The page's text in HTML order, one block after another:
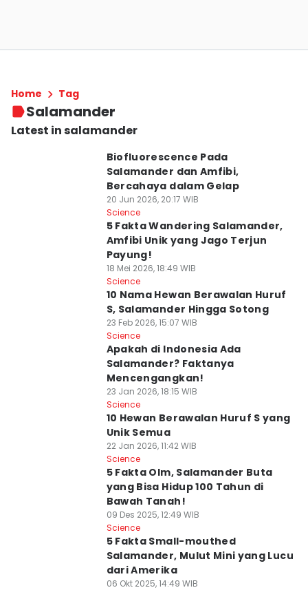
Home Tag
Salamander
Latest in salamander
Biofluorescence Pada
Salamander dan Amfibi,
Bercahaya dalam Gelap
20 Jun 2026, 20:17 WIB
Science
5 Fakta Wandering Salamander,
Amfibi Unik yang Jago Terjun
Payung!
18 Mei 2026, 18:49 WIB
Science
10 Nama Hewan Berawalan Huruf
S, Salamander Hingga Sotong
23 Feb 2026, 15:07 WIB
Science
Apakah di Indonesia Ada
Salamander? Faktanya
Mencengangkan!
23 Jan 2026, 18:15 WIB
Science
10 Hewan Berawalan Huruf S yang
Unik Semua
22 Jan 2026, 11:42 WIB
Science
5 Fakta Olm, Salamander Buta
yang Bisa Hidup 100 Tahun di
Bawah Tanah!
09 Des 2025, 12:49 WIB
Science
5 Fakta Small-mouthed
Salamander, Mulut Mini yang Lucu
dari Amerika
06 Okt 2025, 14:49 WIB